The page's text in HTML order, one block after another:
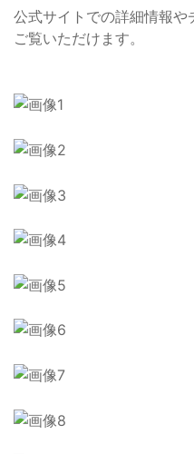
公式サイトでの詳細情報や
ご覧いただけます。